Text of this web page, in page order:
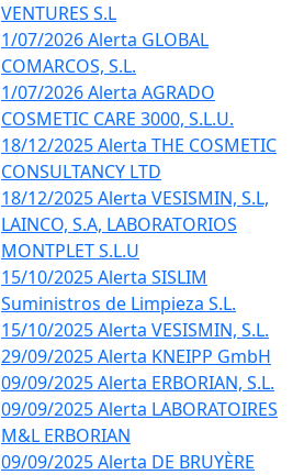
VENTURES S.L
1/07/2026 Alerta GLOBAL
COMARCOS, S.L.
1/07/2026 Alerta AGRADO
COSMETIC CARE 3000, S.L.U.
18/12/2025 Alerta THE COSMETIC
CONSULTANCY LTD
18/12/2025 Alerta VESISMIN, S.L,
LAINCO, S.A, LABORATORIOS
MONTPLET S.L.U
15/10/2025 Alerta SISLIM
Suministros de Limpieza S.L.
15/10/2025 Alerta VESISMIN, S.L.
29/09/2025 Alerta KNEIPP GmbH
09/09/2025 Alerta ERBORIAN, S.L.
09/09/2025 Alerta LABORATOIRES
M&L ERBORIAN
09/09/2025 Alerta DE BRUYÈRE